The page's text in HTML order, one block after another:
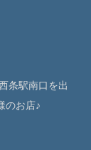
条駅南口を出
のお店♪